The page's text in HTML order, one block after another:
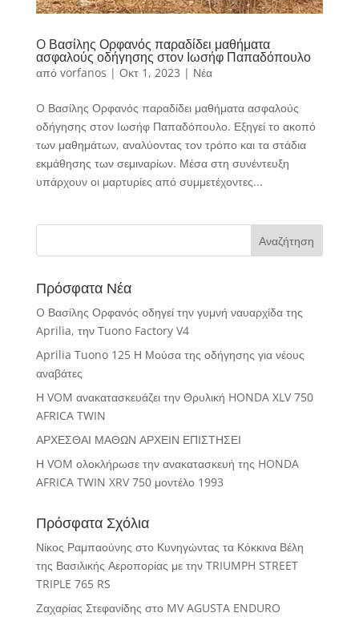
O Βασίλης Ορφανός παραδίδει μαθήματα
ασφαλούς οδήγησης στον Ιωσήφ Παπαδόπουλο
από vorfanos | Οκτ 1, 2023 | Νέα
O Βασίλης Ορφανός παραδίδει μαθήματα ασφαλούς
οδήγησης στον Ιωσήφ Παπαδόπουλο. Εξηγεί το ακοπό
των μαθημάτων, αναλύοντας τον τρόπο και τα στάδια
εκμάθησης των σεμιναρίων. Μέσα στη συνέντευξη
υπάρχουν οι μαρτυρίες από συμμετέχοντες...
Πρόσφατα Νέα
O Βασίλης Ορφανός οδηγεί την γυμνή ναυαρχίδα της
Aprilia, την Tuono Factory V4
Aprilia Tuono 125 Η Μούσα της οδήγησης για νέους
αναβάτες
Η VOM ανακατασκευάζει την Θρυλική HONDA XLV 750
AFRICA TWIN
ΑΡΧΕΣΘΑΙ ΜΑΘΩΝ ΑΡΧΕΙΝ ΕΠΙΣΤΗΣΕΙ
Η VOM ολοκλήρωσε την ανακατασκευή της HONDA
AFRICA TWIN XRV 750 μοντέλο 1993
Πρόσφατα Σχόλια
Νίκος Ραμπαούνης στο Κυνηγώντας τα Κόκκινα Βέλη
της Βασιλικής Αεροπορίας με την TRIUMPH STREET
TRIPLE 765 RS
Ζαχαρίας Στεφανίδης στο MV AGUSTA ENDURO